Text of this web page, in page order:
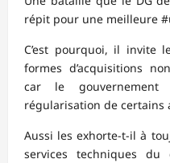
répit pour une meilleure
C’est pourquoi, il invite
formes d’acquisitions
car le
régularisation de certains
Aussi les exhorte-t-il à
services techniques du